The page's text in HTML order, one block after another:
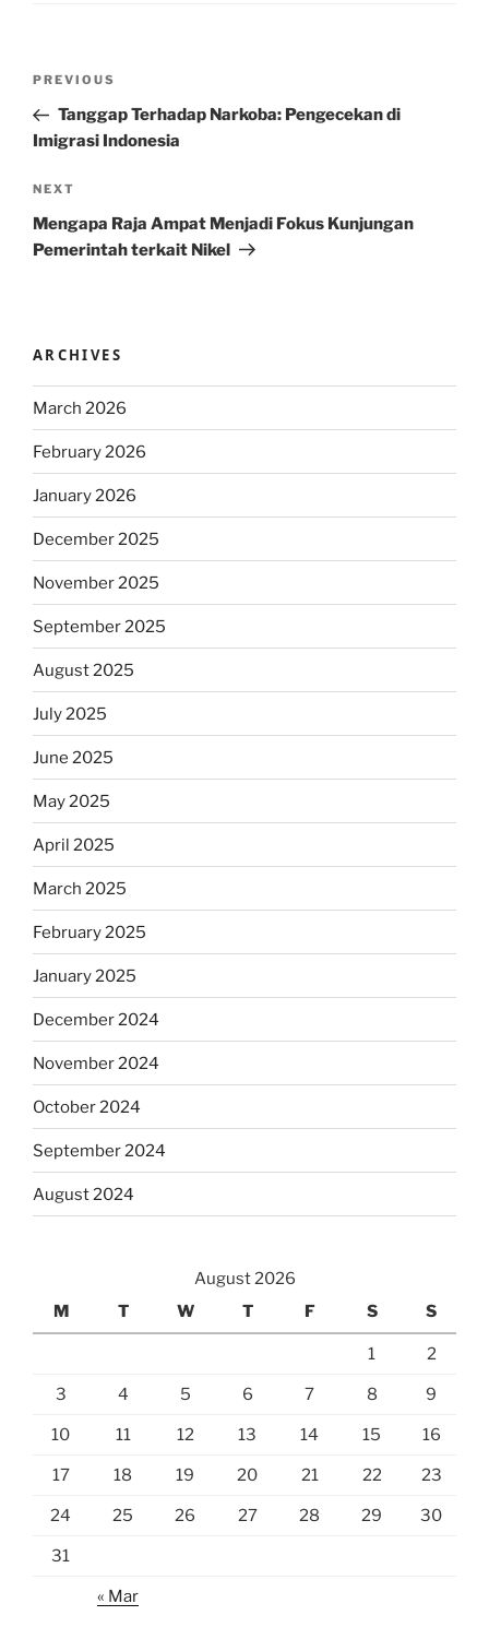
Previous
Post
PREVIOUS
Tanggap Terhadap Narkoba: Pengecekan di
Imigrasi Indonesia
Next
Post
NEXT
Mengapa Raja Ampat Menjadi Fokus Kunjungan
Pemerintah terkait Nikel
ARCHIVES
March 2026
February 2026
January 2026
December 2025
November 2025
September 2025
August 2025
July 2025
June 2025
May 2025
April 2025
March 2025
February 2025
January 2025
December 2024
November 2024
October 2024
September 2024
August 2024
August 2026
M
T W T F S S
1 2
3 4 5 6 7 8 9
10 11 12 13 14 15 16
17 18 19 20 21 22 23
24 25 26 27 28 29 30
31
« Mar